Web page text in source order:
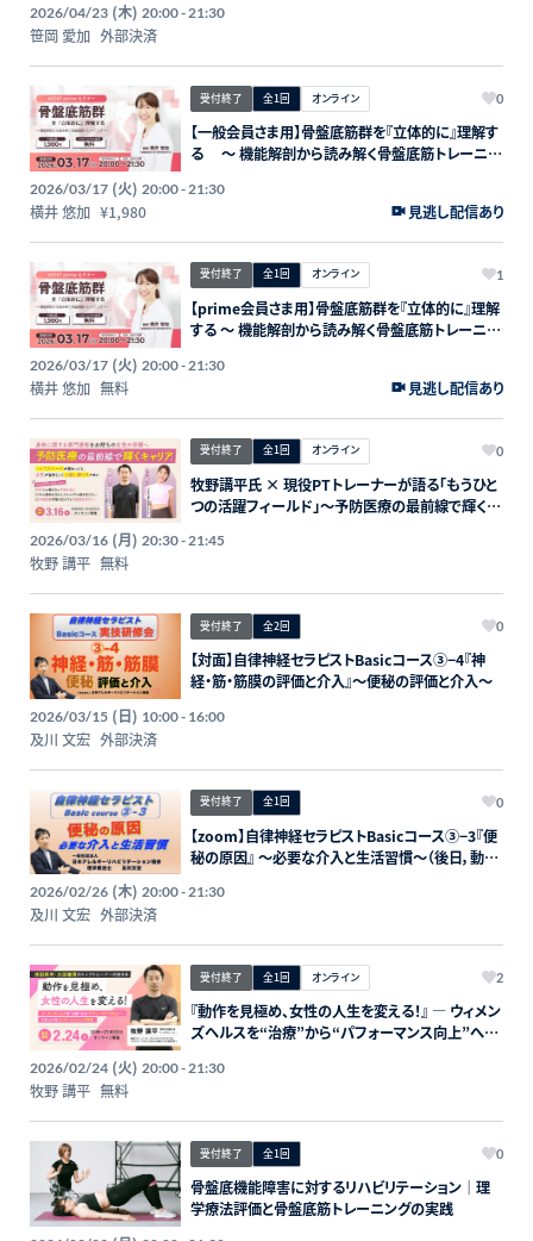
2026/04/23 (木) 20:00 - 21:30
笹岡 愛加 外部決済
受付終了 全1回 オンライン 0
【一般会員さま用】骨盤底筋群を『立体的に』理解す
る 〜 機能解剖から読み解く骨盤底筋トレーニン
2026/03/17 (火) 20:00 - 21:30
横井 悠加 ¥1,980 見逃し配信あり
受付終了 全1回 オンライン 1
【prime会員さま用】骨盤底筋群を『立体的に』理解
する 〜 機能解剖から読み解く骨盤底筋トレーニン
2026/03/17 (火) 20:00 - 21:30
横井 悠加 無料 見逃し配信あり
受付終了 全1回 オンライン 0
牧野講平氏 × 現役PTトレーナーが語る「もうひと
つの活躍フィールド」〜予防医療の最前線で輝くキ
2026/03/16 (月) 20:30 - 21:45
牧野 講平 無料
受付終了 全2回 0
【対面】自律神経セラピストBasicコース③−4『神
経・筋・筋膜の評価と介入』〜便秘の評価と介入〜
2026/03/15 (日) 10:00 - 16:00
及川 文宏 外部決済
受付終了 全1回 0
【zoom】自律神経セラピストBasicコース③−3『便
秘の原因』 〜必要な介入と生活習慣〜（後日，動画
2026/02/26 (木) 20:00 - 21:30
及川 文宏 外部決済
受付終了 全1回 オンライン 2
『動作を見極め、女性の人生を変える！』 ― ウィメン
ズヘルスを“治療”から“パフォーマンス向上”へ引
2026/02/24 (火) 20:00 - 21:30
牧野 講平 無料
受付終了 全1回 0
骨盤底機能障害に対するリハビリテーション｜理
学療法評価と骨盤底筋トレーニングの実践